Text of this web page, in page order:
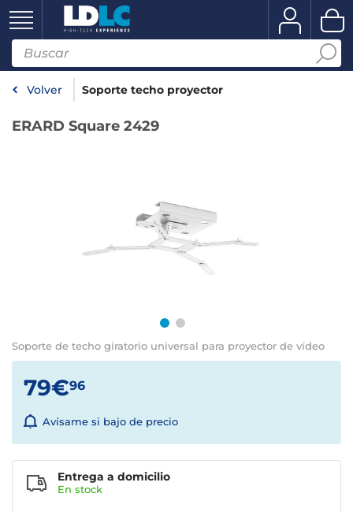
Volver Soporte techo proyector
ERARD Square 2429
Soporte de techo giratorio universal para proyector de vídeo
79€96
Avísame si bajo de precio
Entrega a domicilio
En stock